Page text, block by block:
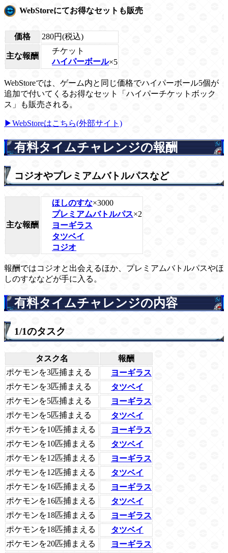
WebStoreにてお得なセットも販売
価格 280円(税込)
主な報酬
チケット
ハイパーボール×5
WebStoreでは、ゲーム内と同じ価格でハイパーボール5個が
追加で付いてくるお得なセット「ハイパーチケットボック
ス」も販売される。
▶WebStoreはこちら(外部サイト)
有料タイムチャレンジの報酬
コジオやプレミアムバトルパスなど
主な報酬
ほしのすな×3000
プレミアムバトルパス×2
ヨーギラス
タツベイ
コジオ
報酬ではコジオと出会えるほか、プレミアムバトルパスやほ
しのすななどが手に入る。
有料タイムチャレンジの内容
1/1のタスク
タスク名
報酬
ポケモンを3匹捕まえる
ヨーギラス
ポケモンを3匹捕まえる
タツベイ
ポケモンを5匹捕まえる
ヨーギラス
ポケモンを5匹捕まえる
タツベイ
ポケモンを10匹捕まえる
ヨーギラス
ポケモンを10匹捕まえる
タツベイ
ポケモンを12匹捕まえる
ヨーギラス
ポケモンを12匹捕まえる
タツベイ
ポケモンを16匹捕まえる
ヨーギラス
ポケモンを16匹捕まえる
タツベイ
ポケモンを18匹捕まえる
ヨーギラス
ポケモンを18匹捕まえる
タツベイ
ポケモンを20匹捕まえる
ヨーギラス